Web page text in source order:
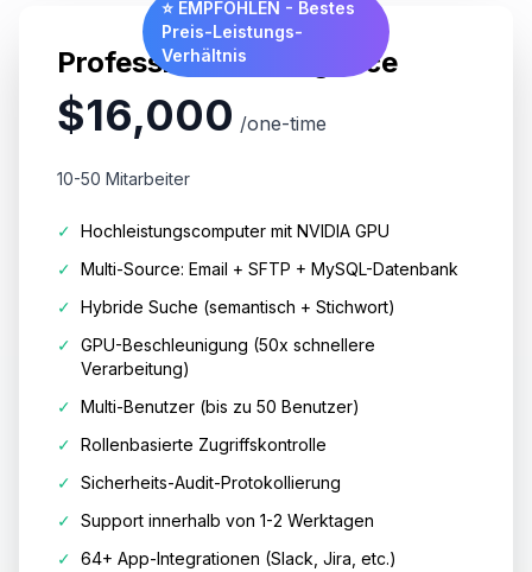
⭐ EMPFOHLEN - Bestes
Preis-Leistungs-
Verhältnis
Professional Intelligence
$16,000 /one-time
10-50 Mitarbeiter
✓ Hochleistungscomputer mit NVIDIA GPU
✓ Multi-Source: Email + SFTP + MySQL-Datenbank
✓ Hybride Suche (semantisch + Stichwort)
✓ GPU-Beschleunigung (50x schnellere
Verarbeitung)
✓ Multi-Benutzer (bis zu 50 Benutzer)
✓ Rollenbasierte Zugriffskontrolle
✓ Sicherheits-Audit-Protokollierung
✓ Support innerhalb von 1-2 Werktagen
✓ 64+ App-Integrationen (Slack, Jira, etc.)